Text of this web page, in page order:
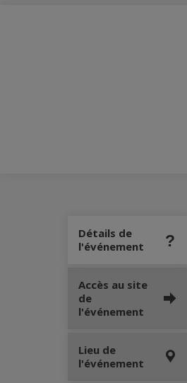
Détails de
l'événement
Accès au site
de
l'événement
Lieu de
l'événement